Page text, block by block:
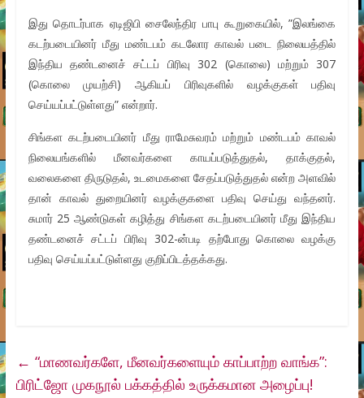
இது தொடர்பாக ஏடிஜிபி சைலேந்திர பாபு கூறுகையில், ”இலங்கை
கடற்படையினர் மீது மண்டபம் கடலோர காவல் படை நிலையத்தில்
இந்திய தண்டனைச் சட்டப் பிரிவு 302 (கொலை) மற்றும் 307
(கொலை முயற்சி) ஆகியப் பிரிவுகளில் வழக்குகள் பதிவு
செய்யப்பட்டுள்ளது” என்றார்.
சிங்கள கடற்படையினர் மீது ராமேசுவரம் மற்றும் மண்டபம் காவல்
நிலையங்களில் மீனவர்களை காயப்படுத்துதல், தாக்குதல்,
வலைகளை திருடுதல், உடமைகளை சேதப்படுத்துதல் என்ற அளவில்
தான் காவல் துறையினர் வழக்குகளை பதிவு செய்து வந்தனர்.
சுமார் 25 ஆண்டுகள் கழித்து சிங்கள கடற்படையினர் மீது இந்திய
தண்டனைச் சட்டப் பிரிவு 302-ன்படி தற்போது கொலை வழக்கு
பதிவு செய்யப்பட்டுள்ளது குறிப்பிடத்தக்கது.
← “மாணவர்களே, மீனவர்களையும் காப்பாற்ற வாங்க”:
பிரிட்ஜோ முகநூல் பக்கத்தில் உருக்கமான அழைப்பு!